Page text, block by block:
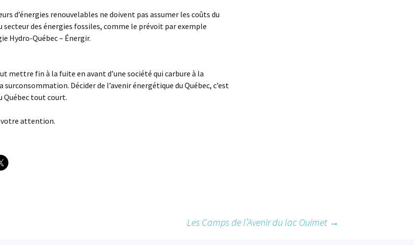
d’énergies renouvelables ne doivent pas assumer les coûts du
secteur des énergies fossiles, comme le prévoit par exemple
Hydro-Québec – Énergir.
mettre fin à la fuite en avant d’une société qui carbure à la
Décider de l’avenir énergétique du Québec, c’est
Québec tout court.
votre attention.
Les Camps de l’Avenir du lac Ouimet →